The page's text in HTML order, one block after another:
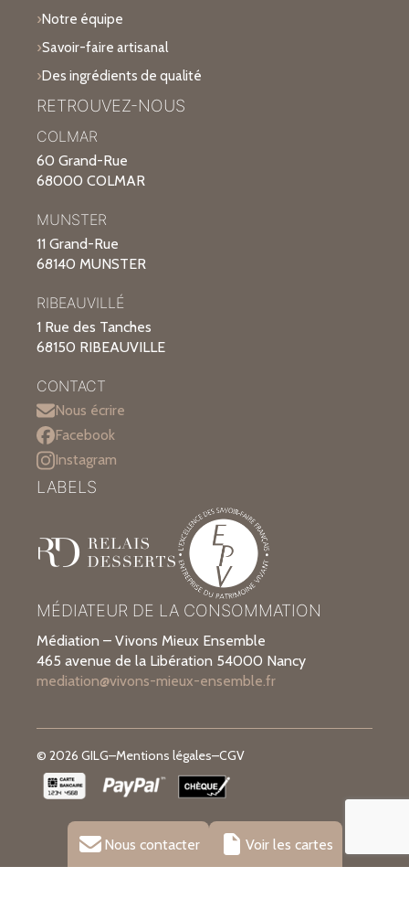
Nous contacter Voir les cartes
Notre équipe
Savoir-faire artisanal
Des ingrédients de qualité
RETROUVEZ-NOUS
COLMAR
60 Grand-Rue
68000 COLMAR
MUNSTER
11 Grand-Rue
68140 MUNSTER
RIBEAUVILLÉ
1 Rue des Tanches
68150 RIBEAUVILLE
CONTACT
Nous écrire
Facebook
Instagram
MÉDIATEUR DE LA CONSOMMATION
Médiation – Vivons Mieux Ensemble
465 avenue de la Libération 54000 Nancy
mediation@vivons-mieux-ensemble.fr
LABELS
© 2026 GILG–Mentions légales–CGV